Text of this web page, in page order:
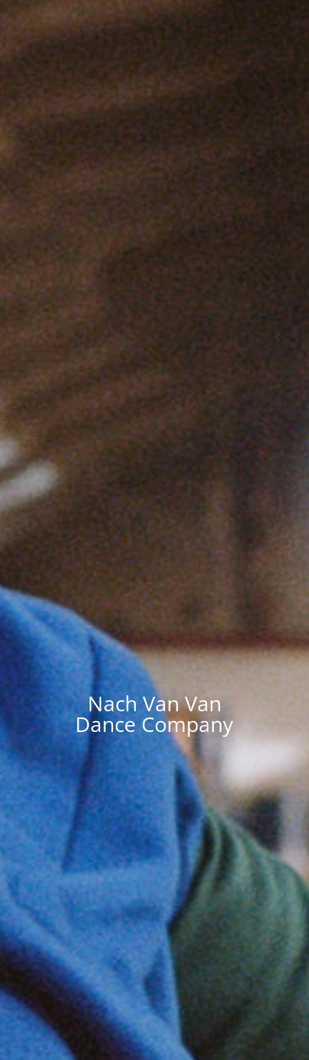
Nach Van Van
Dance Company